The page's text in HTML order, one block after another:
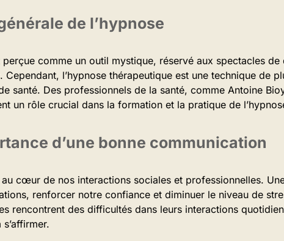
de l’hypnose
perçue comme un outil mystique, réservé aux spectacles
l’hypnose thérapeutique est une technique de
santé. Des professionnels de la santé, comme Antoine
un rôle crucial dans la formation et la pratique de
d’une bonne communication
cœur de nos interactions sociales et professionnelles.
renforcer notre confiance et diminuer le niveau de
rencontrent des difficultés dans leurs interactions